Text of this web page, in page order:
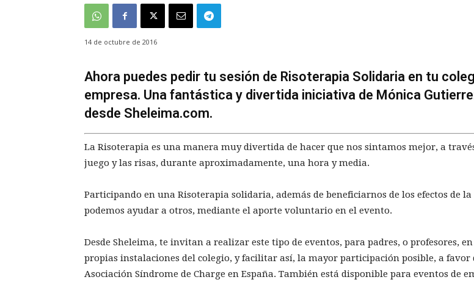
14 de octubre de 2016
Ahora puedes pedir tu sesión de Risoterapia Solidaria en tu
empresa. Una fantástica y divertida iniciativa de Mónica
desde Sheleima.com.
La Risoterapia es una manera muy divertida de hacer que nos sintamos mejor, a
juego y las risas, durante aproximadamente, una hora y media.
Participando en una Risoterapia solidaria, además de beneficiarnos de los efectos de la
podemos ayudar a otros, mediante el aporte voluntario en el evento.
Desde Sheleima, te invitan a realizar este tipo de eventos, para padres, o profesores,
propias instalaciones del colegio, y facilitar así, la mayor participación posible, a favor
Asociación Síndrome de Charge en España. También está disponible para eventos de